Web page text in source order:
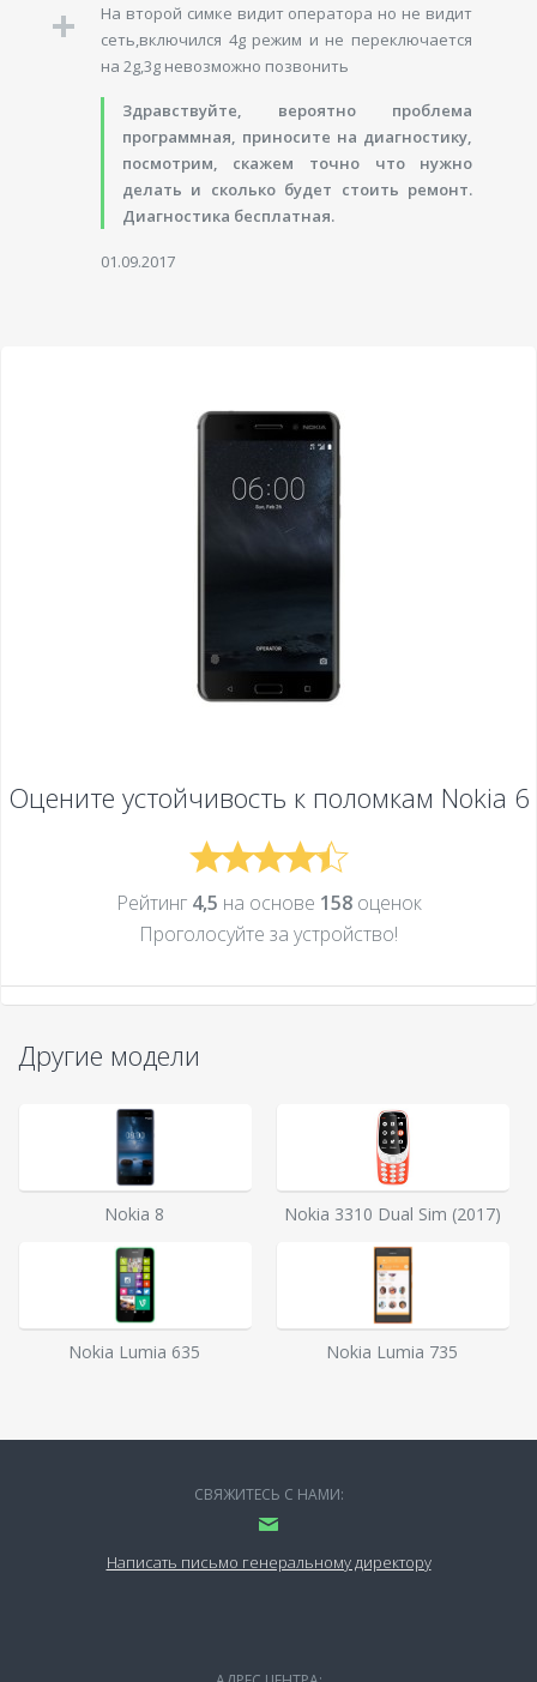
На второй симке видит оператора но не видит
сеть,включился 4g режим и не переключается
на 2g,3g невозможно позвонить
Здравствуйте, вероятно проблема
программная, приносите на диагностику,
посмотрим, скажем точно что нужно
делать и сколько будет стоить ремонт.
Диагностика бесплатная.
01.09.2017
Оцените устойчивость к поломкам Nokia 6
Рейтинг 4,5 на основе 158оценок
Проголосуйте за устройcтво!
Другие модели
Nokia 8 Nokia 3310 Dual Sim (2017)
Nokia Lumia 635 Nokia Lumia 735
СВЯЖИТЕСЬ С НАМИ:
Написать письмо генеральному директору